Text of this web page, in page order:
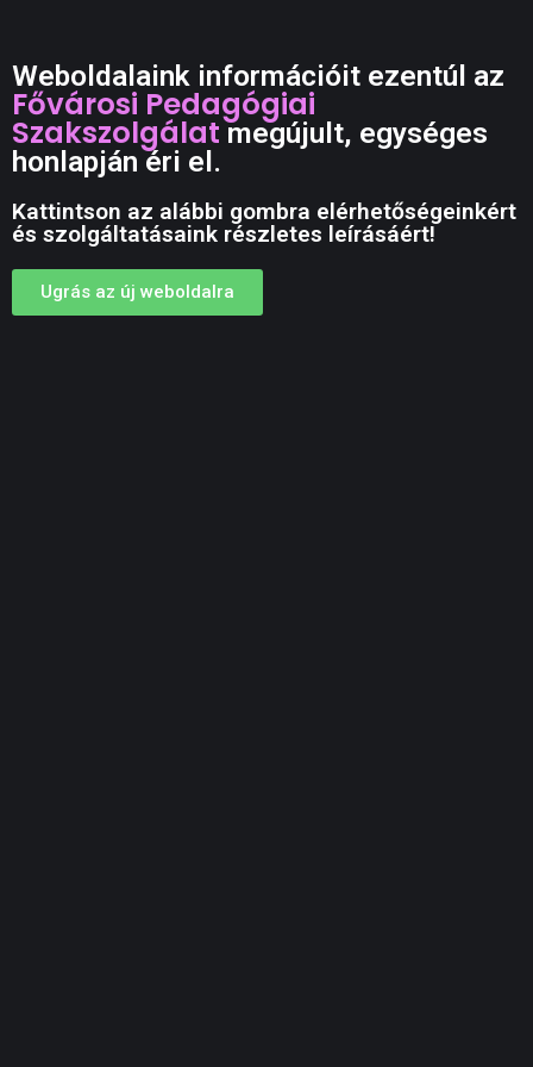
Weboldalaink információit ezentúl az
Fővárosi Pedagógiai
Szakszolgálatmegújult, egységes
honlapján éri el.
Kattintson az alábbi gombra elérhetőségeinkért
és szolgáltatásaink részletes leírásáért!
Ugrás az új weboldalra